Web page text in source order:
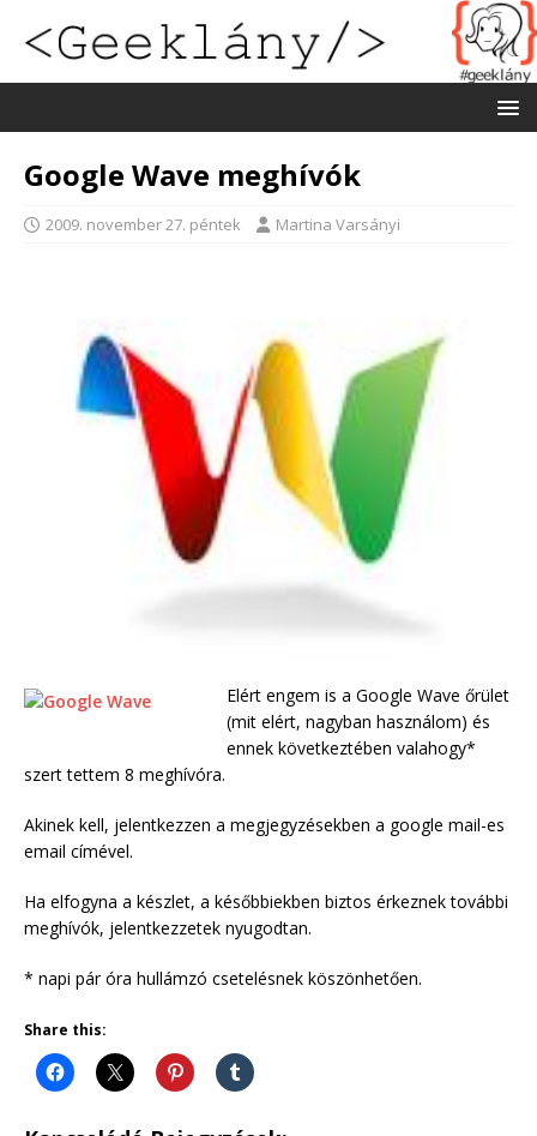
Google Wave meghívók
2009. november 27. péntek Martina Varsányi
Elért engem is a Google Wave őrület
(mit elért, nagyban használom) és
ennek következtében valahogy*
szert tettem 8 meghívóra.
Akinek kell, jelentkezzen a megjegyzésekben a google mail-es
email címével.
Ha elfogyna a készlet, a későbbiekben biztos érkeznek további
meghívók, jelentkezzetek nyugodtan.
* napi pár óra hullámzó csetelésnek köszönhetően.
Share this: